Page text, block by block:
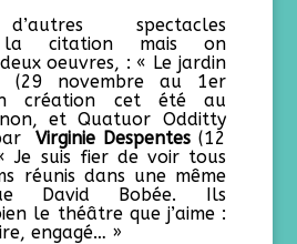
spectacles
la citation mais on
oeuvres, : « Le jardin
(29 novembre au 1er
création cet été au
et Quatuor Odditty
parVirginie Despentes(12
Je suis fier de voir tous
réunis dans une même
David Bobée. Ils
le théâtre que j’aime :
engagé… »